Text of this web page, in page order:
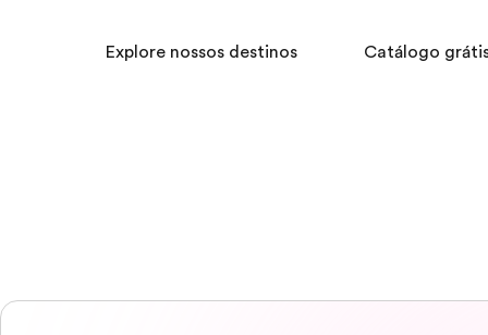
Explore nossos destinos Catálogo